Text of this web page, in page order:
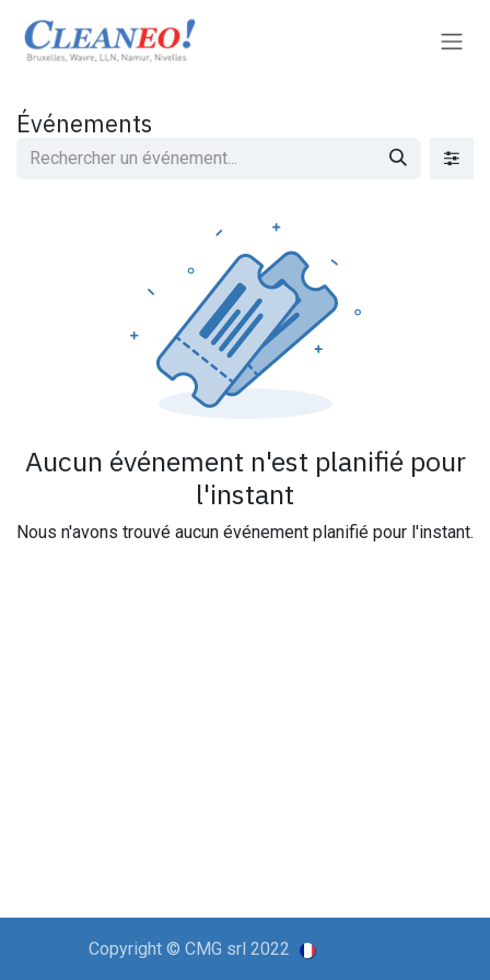
Événements
Aucun événement n'est planifié pour
l'instant
Nous n'avons trouvé aucun événement planifié pour l'instant.
Copyright © CMG srl 2022